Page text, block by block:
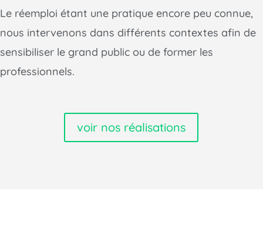
Le réemploi étant une pratique encore peu connue,
nous intervenons dans différents contextes afin de
sensibiliser le grand public ou de former les
professionnels.
voir nos réalisations